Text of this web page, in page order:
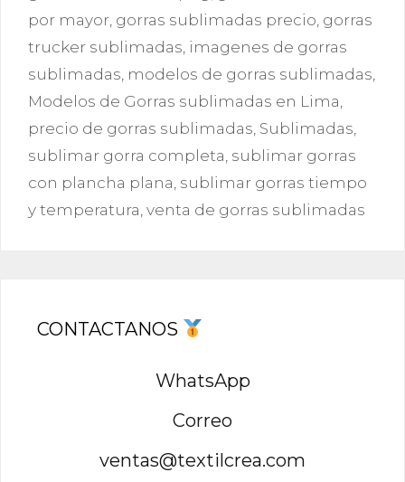
por mayor gorras sublimadas precio gorras
trucker sublimadas imagenes de gorras
sublimadas modelos de gorras sublimadas
Modelos de Gorras sublimadas en Lima
precio de gorras sublimadas Sublimadas
sublimar gorra completa sublimar gorras
con plancha plana sublimar gorras tiempo
y temperatura venta de gorras sublimadas
CONTACTANOS
WhatsApp
Correo
ventas@textilcrea.com